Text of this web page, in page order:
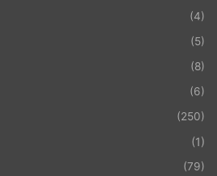
(4)
(5)
(8)
(6)
(250)
(1)
(79)